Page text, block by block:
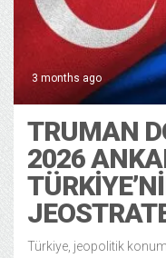
3 months ago
TRUMAN
2026
Türkiye, jeopolitik